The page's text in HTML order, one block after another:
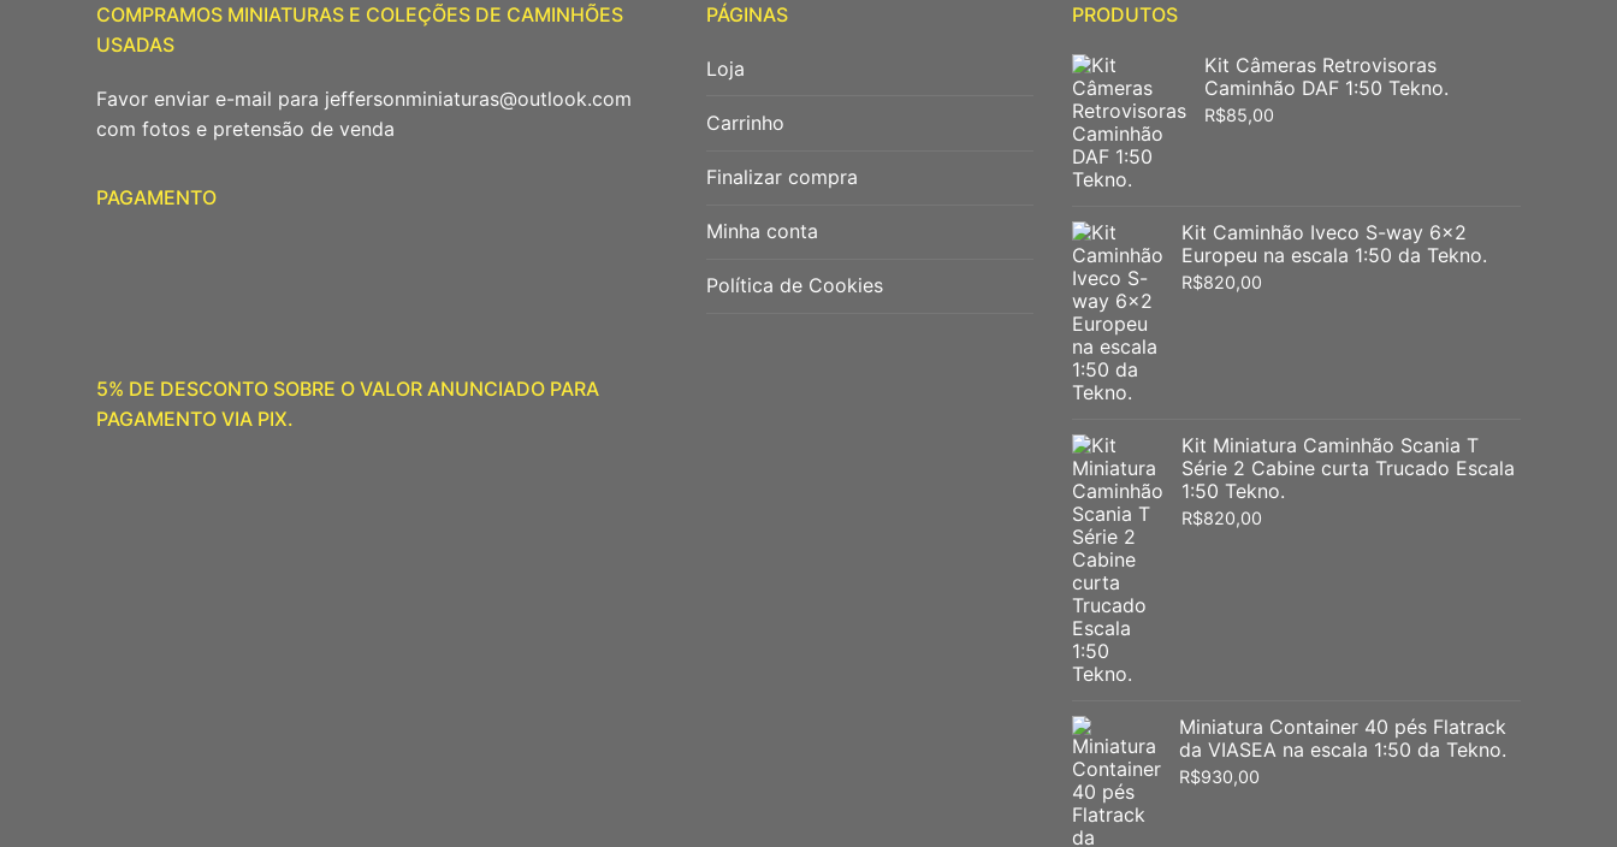
COMPRAMOS MINIATURAS E COLEÇÕES DE CAMINHÕES
USADAS
Favor enviar e-mail para jeffersonminiaturas@outlook.com
com fotos e pretensão de venda
PAGAMENTO
5% DE DESCONTO SOBRE O VALOR ANUNCIADO PARA
PAGAMENTO VIA PIX.
PÁGINAS
Loja
Carrinho
Finalizar compra
Minha conta
Política de Cookies
PRODUTOS
Kit Câmeras Retrovisoras
Caminhão DAF 1:50 Tekno.
R$85,00
Kit Caminhão Iveco S-way 6x2
Europeu na escala 1:50 da Tekno.
R$820,00
Kit Miniatura Caminhão Scania T
Série 2 Cabine curta Trucado Escala
1:50 Tekno.
R$820,00
Miniatura Container 40 pés Flatrack
da VIASEA na escala 1:50 da Tekno.
R$930,00